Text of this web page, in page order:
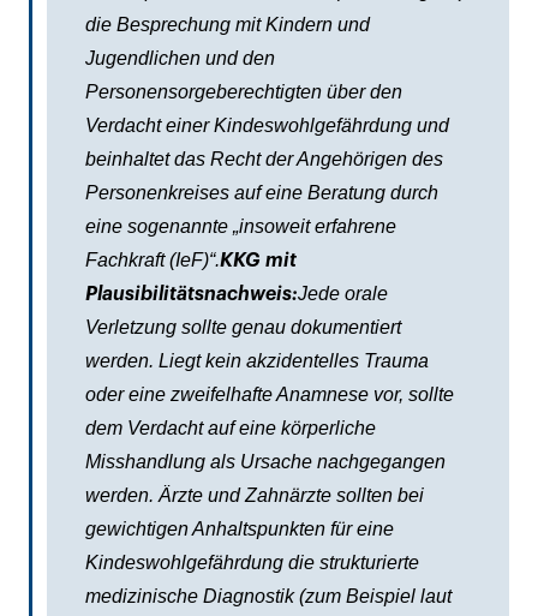
die Besprechung mit Kindern und
Jugendlichen und den
Personensorgeberechtigten über den
Verdacht einer Kindeswohlgefährdung und
beinhaltet das Recht der Angehörigen des
Personenkreises auf eine Beratung durch
eine sogenannte „insoweit erfahrene
Fachkraft (IeF)“.KKG mit
Plausibilitätsnachweis:Jede orale
Verletzung sollte genau dokumentiert
werden. Liegt kein akzidentelles Trauma
oder eine zweifelhafte Anamnese vor, sollte
dem Verdacht auf eine körperliche
Misshandlung als Ursache nachgegangen
werden. Ärzte und Zahnärzte sollten bei
gewichtigen Anhaltspunkten für eine
Kindeswohlgefährdung die strukturierte
medizinische Diagnostik (zum Beispiel laut